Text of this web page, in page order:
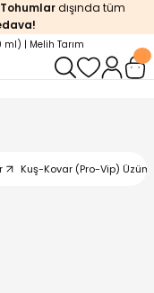
dışında tüm
Kuş-Kovar (Pro-Vip)